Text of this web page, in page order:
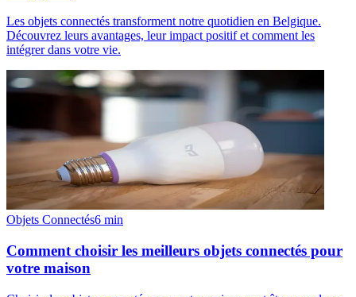
Les objets connectés transforment notre quotidien en Belgique.
Découvrez leurs avantages, leur impact positif et comment les
intégrer dans votre vie.
Objets Connectés6 min
Comment choisir les meilleurs objets connectés pour
votre maison